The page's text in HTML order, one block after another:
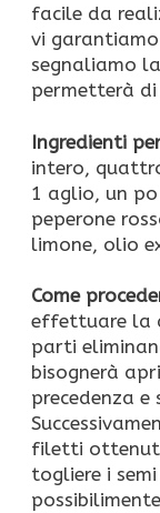
facile da
vi
segnaliamo
permetterà di
Ingredienti
intero,
1 aglio, un
peperone
limone, olio
Come
effettuare la
parti
bisognerà
precedenza
filetti
togliere i